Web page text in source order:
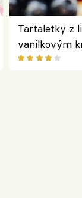
Tartaletky z
vanilkovým
ovocem